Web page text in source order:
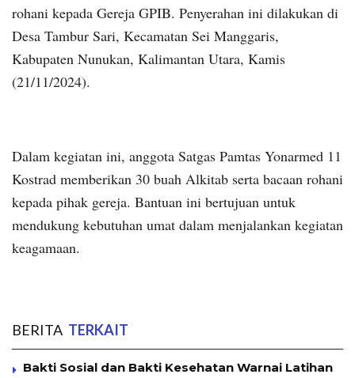
rohani kepada Gereja GPIB. Penyerahan ini dilakukan di
Desa Tambur Sari, Kecamatan Sei Manggaris,
Kabupaten Nunukan, Kalimantan Utara, Kamis
(21/11/2024).
Dalam kegiatan ini, anggota Satgas Pamtas Yonarmed 11
Kostrad memberikan 30 buah Alkitab serta bacaan rohani
kepada pihak gereja. Bantuan ini bertujuan untuk
mendukung kebutuhan umat dalam menjalankan kegiatan
keagamaan.
BERITA TERKAIT
Bakti Sosial dan Bakti Kesehatan Warnai Latihan